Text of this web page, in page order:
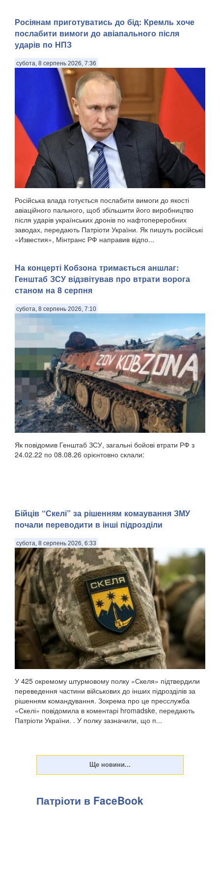
Росіянам приготуватись до бід: Кремль хоче
послабити вимоги до авіапального після
ударів по НПЗ
субота, 8 серпень 2026, 7:36
Російська влада готується послабити вимоги до якості
авіаційного пального, щоб збільшити його виробництво
після ударів українських дронів по нафтопереробних
заводах, передають Патріоти України. Як пишуть російські
«Известия», Мінтранс РФ направив відпо...
На концерті Кобзона тримається аншлаг:
Генштаб ЗСУ відзвітував про втрати ворога
станом на 8 серпня
субота, 8 серпень 2026, 7:10
Як повідомив Генштаб ЗСУ, загальні бойові втрати РФ з
24.02.22 по 08.08.26 орієнтовно склали:
Бійців “Скелі” за рішенням комаування ЗМУ
почали переводити в інші підрозділи
субота, 8 серпень 2026, 6:33
У 425 окремому штурмовому полку «Скеля» підтвердили
переведення частини військових до інших підрозділів за
рішенням командування. Зокрема про це пресслужба
«Скелі» повідомила в коментарі hromadske, передають
Патріоти України. . У полку зазначили, що п...
Патріоти в FaceBook